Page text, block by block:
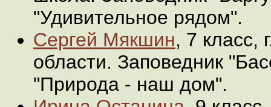
"Удивительное рядом".
Сергей Мякшин, 7 класс,
области. Заповедник
"Природа - наш дом".